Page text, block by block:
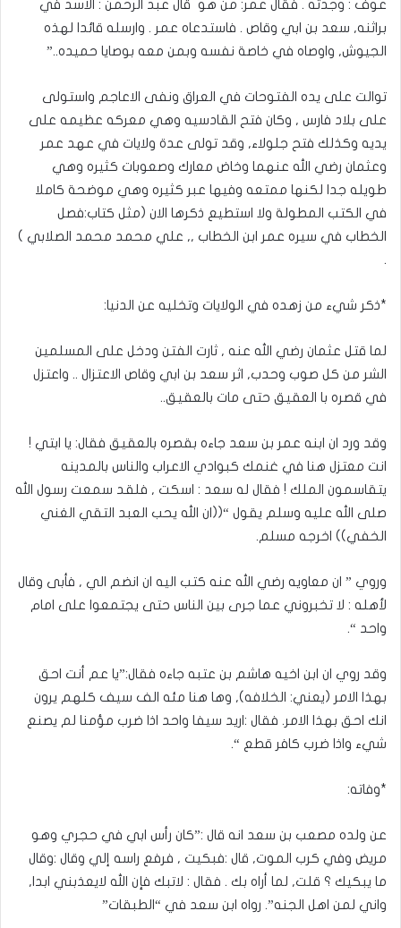
عوف : وجدته . فقال عمر: من هو قال عبد الرحمن : الاسد في
براثنه, سعد بن ابي وقاص . فاستدعاه عمر . وارسله قائدا لهذه
الجيوش, واوصاه في خاصة نفسه وبمن معه بوصايا حميده..”
توالت على يده الفتوحات في العراق ونفى الاعاجم واستولى
على بلاد فارس , وكان فتح القادسيه وهي معركه عظيمه على
يديه وكذلك فتح جلولاء, وقد تولى عدة ولايات في عهد عمر
وعثمان رضي الله عنهما وخاض معارك وصعوبات كثيره وهي
طويله جدا لكنها ممتعه وفيها عبر كثيره وهي موضحة كاملا
في الكتب المطولة ولا استطيع ذكرها الان (مثل كتاب:فصل
الخطاب في سيره عمر ابن الخطاب ,, علي محمد محمد الصلابي )
.
*ذكر شيء من زهده في الولايات وتخليه عن الدنيا:
لما قتل عثمان رضي الله عنه , ثارت الفتن ودخل على المسلمين
الشر من كل صوب وحدب, اثر سعد بن ابي وقاص الاعتزال .. واعتزل
في قصره با العقيق حتى مات بالعقيق..
وقد ورد ان ابنه عمر بن سعد جاءه بقصره بالعقيق فقال: يا ابتي !
انت معتزل هنا في غنمك كبوادي الاعراب والناس بالمدينه
يتقاسمون الملك ! فقال له سعد : اسكت , فلقد سمعت رسول الله
صلى الله عليه وسلم يقول “((ان الله يحب العبد التقي الغني
الخفي)) اخرجه مسلم.
وروي ” ان معاويه رضي الله عنه كتب اليه ان انضم الي , فأبى وقال
لأهله : لا تخبروني عما جرى بين الناس حتى يجتمعوا على امام
واحد “.
وقد روي ان ابن اخيه هاشم بن عتبه جاءه فقال:”يا عم أنت احق
بهذا الامر (يعني: الخلافه), وها هنا مئه الف سيف كلهم يرون
انك احق بهذا الامر. فقال :اريد سيفا واحد اذا ضرب مؤمنا لم يصنع
شيء واذا ضرب كافر قطع “.
*وفاته:
عن ولده مصعب بن سعد انه قال :”كان رأس ابي في حجري وهو
مريض وفي كرب الموت, قال :فبكيت , فرفع راسه إلي وقال :وقال
ما يبكيك ؟ قلت, لما أراه بك . فقال : لاتبك فإن الله لايعذبني ابدا,
واني لمن اهل الجنه”. رواه ابن سعد في “الطبقات”